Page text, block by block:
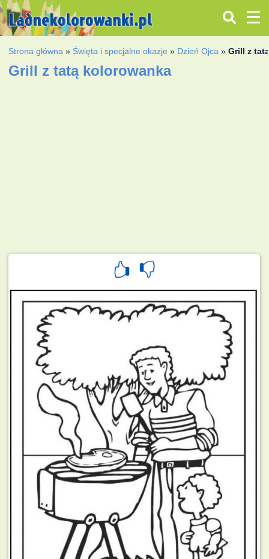
Strona główna » Święta i specjalne okazje » Dzień Ojca »Grill z
Grill z tatą kolorowanka